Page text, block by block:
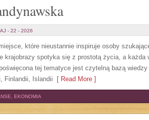
- 22 - 2026
które nieustannie inspiruje osoby
krajobrazy spotyka się z prostotą życia, a
tej tematyce jest czytelną bazą
Finlandii, Islandii [ Read More ]
EKONOMIA